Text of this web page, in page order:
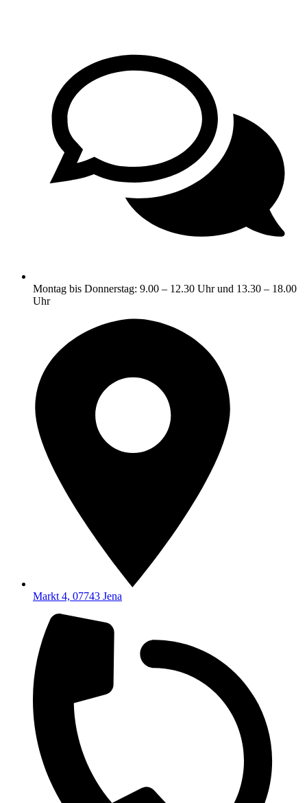
Montag bis Donnerstag: 9.00 – 12.30 Uhr und 13.30 – 18.00
Uhr
Markt 4, 07743 Jena